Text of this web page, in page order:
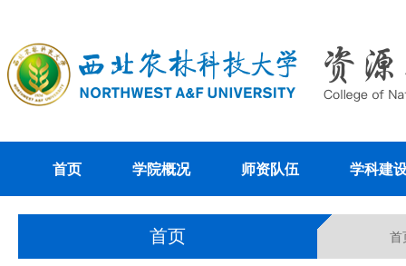
首页 学院概况 师资队伍 学科建
首页 首